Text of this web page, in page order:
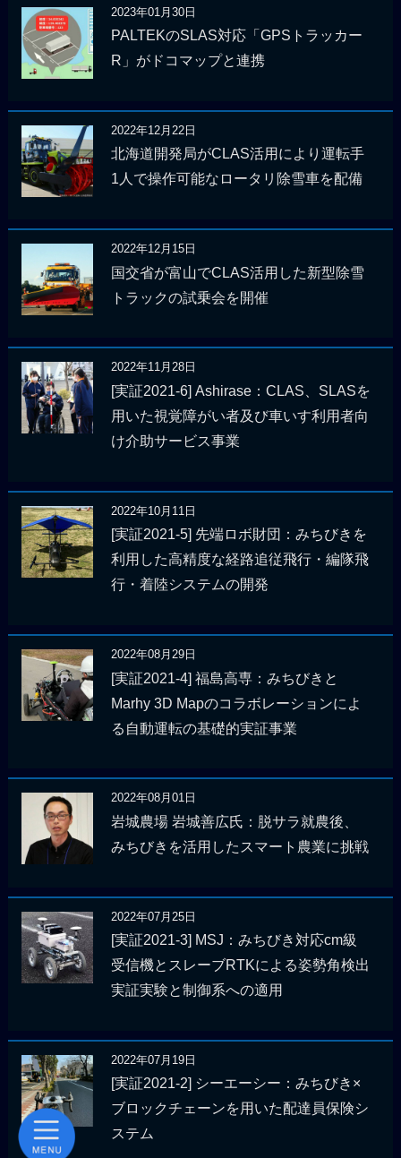
2023年01月30日
PALTEKのSLAS対応「GPSトラッカー
R」がドコマップと連携
2022年12月22日
北海道開発局がCLAS活用により運転手
1人で操作可能なロータリ除雪車を配備
2022年12月15日
国交省が富山でCLAS活用した新型除雪
トラックの試乗会を開催
2022年11月28日
[実証2021-6] Ashirase：CLAS、SLASを
用いた視覚障がい者及び車いす利用者向
け介助サービス事業
2022年10月11日
[実証2021-5] 先端ロボ財団：みちびきを
利用した高精度な経路追従飛行・編隊飛
行・着陸システムの開発
2022年08月29日
[実証2021-4] 福島高専：みちびきと
Marhy 3D Mapのコラボレーションによ
る自動運転の基礎的実証事業
2022年08月01日
岩城農場 岩城善広氏：脱サラ就農後、
みちびきを活用したスマート農業に挑戦
2022年07月25日
[実証2021-3] MSJ：みちびき対応cm級
受信機とスレーブRTKによる姿勢角検出
実証実験と制御系への適用
2022年07月19日
[実証2021-2] シーエーシー：みちびき×
ブロックチェーンを用いた配達員保険シ
ステム